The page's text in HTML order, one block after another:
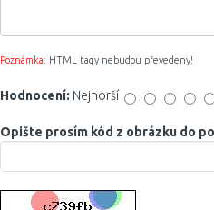
Poznámka: HTML tagy nebudou převedeny!
Hodnocení: Nejhorší
Opište prosím kód z obrázku do